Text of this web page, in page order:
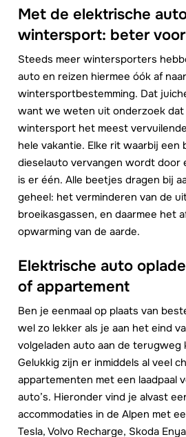
Met de elektrische
wintersport: beter voor
Steeds meer wintersporters
auto en reizen hiermee óók af
wintersportbestemming. Dat
want we weten uit onderzoek dat
wintersport het meest vervuilende
hele vakantie. Elke rit waarbij een
dieselauto vervangen wordt door
is er één. Alle beetjes dragen bij
geheel: het verminderen van de
broeikasgassen, en daarmee het
opwarming van de aarde.
Elektrische auto
of appartement
Ben je eenmaal op plaats van
wel zo lekker als je aan het eind
volgeladen auto aan de terugweg
Gelukkig zijn er inmiddels al veel
appartementen met een laadpaal
auto’s. Hieronder vind je alvast
accommodaties in de Alpen met
Tesla, Volvo Recharge, Skoda